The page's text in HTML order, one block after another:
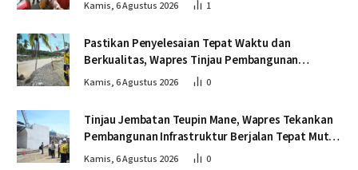
Kamis, 6 Agustus 2026 1
Pastikan Penyelesaian Tepat Waktu dan
Berkualitas, Wapres Tinjau Pembangunan
Jembatan Lumut
Kamis, 6 Agustus 2026 0
Tinjau Jembatan Teupin Mane, Wapres Tekankan
Pembangunan Infrastruktur Berjalan Tepat Mutu
dan Tepat Waktu
Kamis, 6 Agustus 2026 0